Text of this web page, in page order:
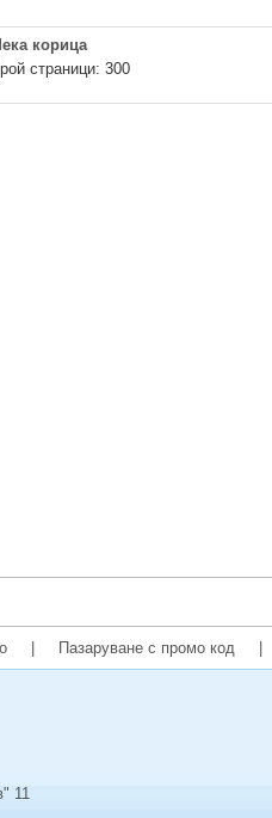
корица
страници: 300
Пазаруване с промо код
11